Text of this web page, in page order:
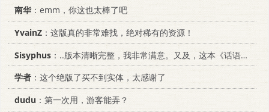
南华：emm，你这也太棒了吧
YvainZ ：这版真的非常难找，绝对稀有的资源！
Sisyphus ：..版本清晰完整，我非常满意。又及，这本《话语的真相》...
学者 ：这个绝版了买不到实体，太感谢了
dudu ：第一次用，游客能弄？